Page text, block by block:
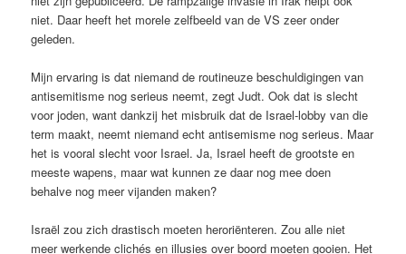
niet. Daar heeft het morele zelfbeeld van de VS zeer onder
geleden.
Mijn ervaring is dat niemand de routineuze beschuldigingen van
antisemitisme nog serieus neemt, zegt Judt. Ook dat is slecht
voor joden, want dankzij het misbruik dat de Israel-lobby van die
term maakt, neemt niemand echt antisemisme nog serieus. Maar
het is vooral slecht voor Israel. Ja, Israel heeft de grootste en
meeste wapens, maar wat kunnen ze daar nog mee doen
behalve nog meer vijanden maken?
Israël zou zich drastisch moeten heroriënteren. Zou alle niet
meer werkende clichés en illusies over boord moeten gooien. Het